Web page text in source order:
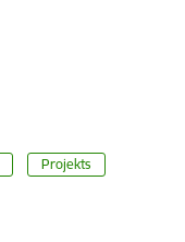
Projekts